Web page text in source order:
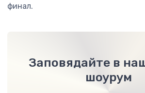
финал.
Заповядайте в
шоурум